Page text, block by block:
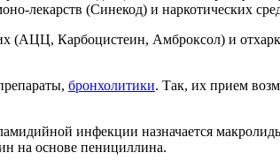
лекарств (Синекод) и наркотических
(АЦЦ, Карбоцистеин, Амброксол) и
бронхолитики. Так, их прием
инфекции назначается
на основе пенициллина.